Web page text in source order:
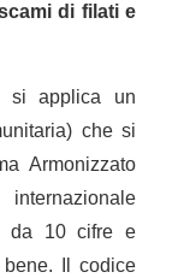
di filati e
si applica un
che si
Armonizzato
da 10 cifre e
Il codice